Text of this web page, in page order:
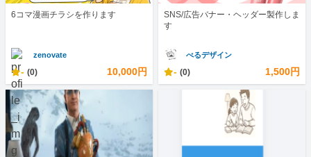
6コマ漫画チラシを作ります
zenovate
- (0) 10,000円
SNS/広告バナー・ヘッダー製作しま
す
べるデザイン
- (0) 1,500円